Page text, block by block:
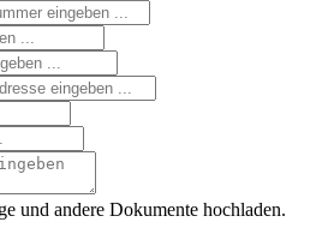
und andere Dokumente hochladen.